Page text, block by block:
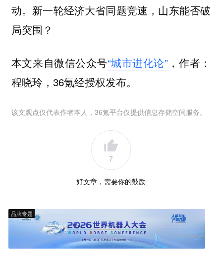
动。新一轮经济大省同题竞速，山东能否破
局突围？
本文来自微信公众号“城市进化论”，作者：
程晓玲，36氪经授权发布。
该文观点仅代表作者本人，36氪平台仅提供信息存储空间服务。
7
好文章，需要你的鼓励
品牌专题